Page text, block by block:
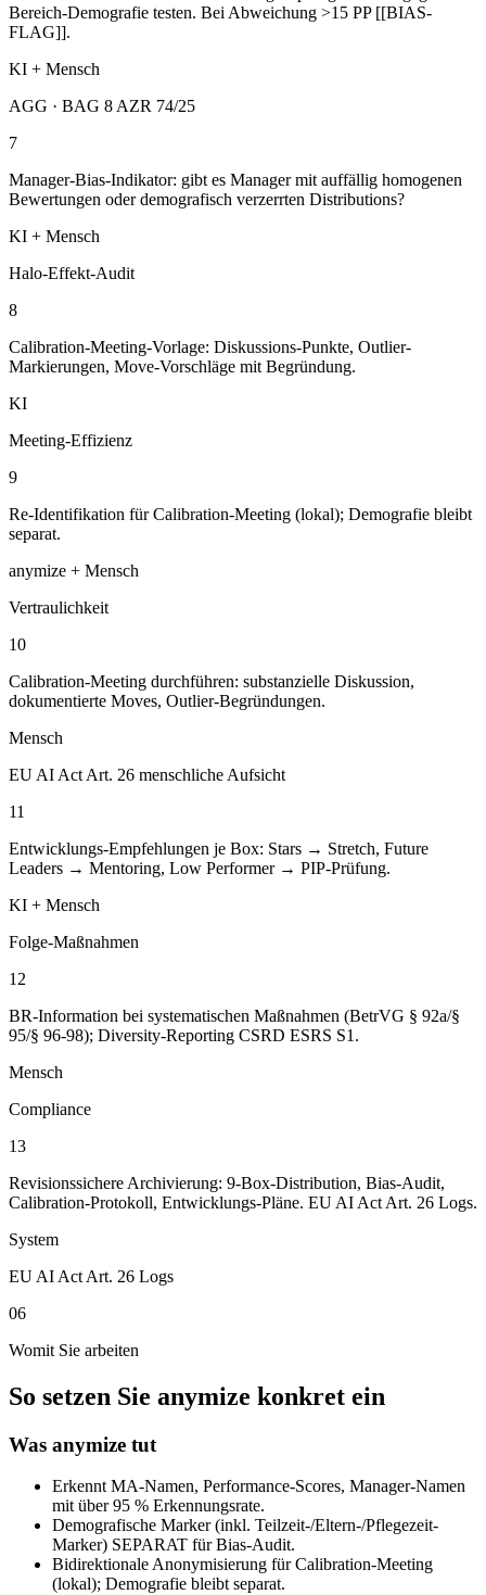
Bereich-Demografie testen. Bei Abweichung >15 PP [[BIAS-
FLAG]].
KI + Mensch
AGG · BAG 8 AZR 74/25
7
Manager-Bias-Indikator: gibt es Manager mit auffällig homogenen
Bewertungen oder demografisch verzerrten Distributions?
KI + Mensch
Halo-Effekt-Audit
8
Calibration-Meeting-Vorlage: Diskussions-Punkte, Outlier-
Markierungen, Move-Vorschläge mit Begründung.
KI
Meeting-Effizienz
9
Re-Identifikation für Calibration-Meeting (lokal); Demografie bleibt
separat.
anymize + Mensch
Vertraulichkeit
10
Calibration-Meeting durchführen: substanzielle Diskussion,
dokumentierte Moves, Outlier-Begründungen.
Mensch
EU AI Act Art. 26 menschliche Aufsicht
11
Entwicklungs-Empfehlungen je Box: Stars → Stretch, Future
Leaders → Mentoring, Low Performer → PIP-Prüfung.
KI + Mensch
Folge-Maßnahmen
12
BR-Information bei systematischen Maßnahmen (BetrVG § 92a/§
95/§ 96-98); Diversity-Reporting CSRD ESRS S1.
Mensch
Compliance
13
Revisionssichere Archivierung: 9-Box-Distribution, Bias-Audit,
Calibration-Protokoll, Entwicklungs-Pläne. EU AI Act Art. 26 Logs.
System
EU AI Act Art. 26 Logs
06
Womit Sie arbeiten
So setzen Sie anymize konkret ein
Was anymize tut
Erkennt MA-Namen, Performance-Scores, Manager-Namen
mit über 95 % Erkennungsrate.
Demografische Marker (inkl. Teilzeit-/Eltern-/Pflegezeit-
Marker) SEPARAT für Bias-Audit.
Bidirektionale Anonymisierung für Calibration-Meeting
(lokal); Demografie bleibt separat.